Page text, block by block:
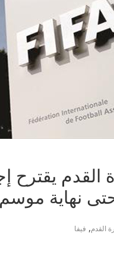
نهاية موسم 2021
القدم, فيفا